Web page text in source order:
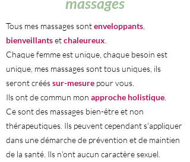
Tous mes massages sontenveloppants
bienveillantsetchaleureux
Chaque femme est unique, chaque besoin est
unique, mes massages sont tous uniques, ils
seront crééssur-mesure pour vous.
Ils ont de commun mon approche holistique
Ce sont des massages bien-être et non
thérapeutiques. Ils peuvent cependant s'appliquer
dans une démarche de prévention et de maintien
de la santé. Ils n’ont aucun caractère sexuel.